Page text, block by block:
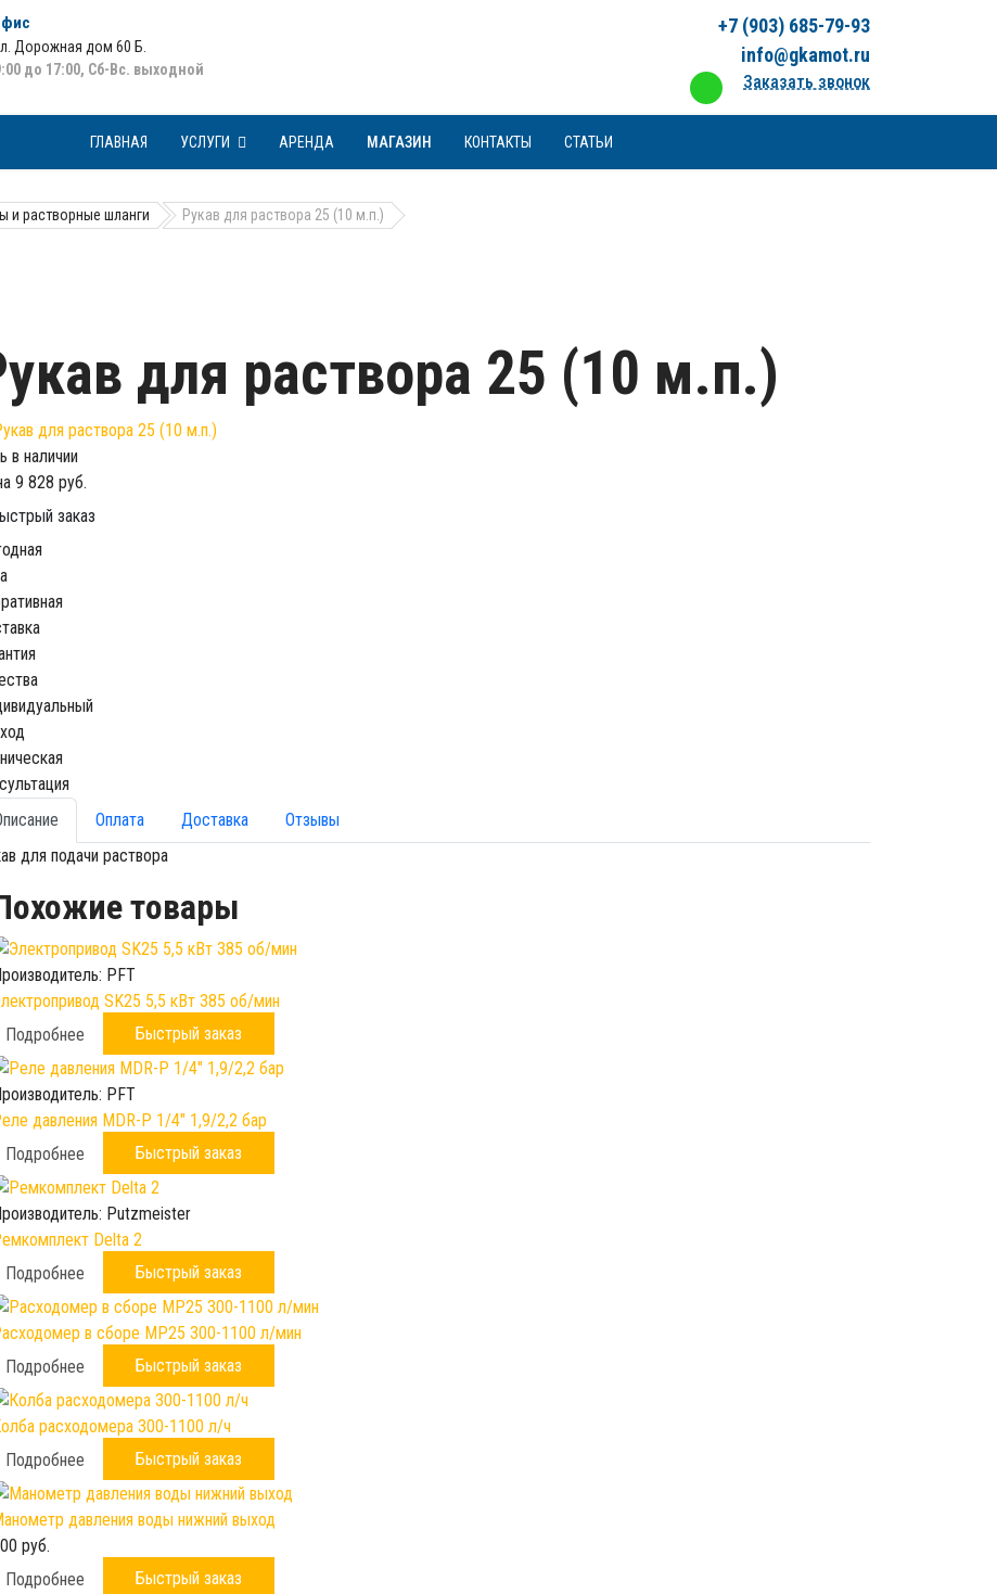
Дорожная дом 60 Б
до 17:00, Сб-Вс. выходной
+7 (903) 685-79-93
info@gkamot.ru
Заказать звонок
ГЛАВНАЯ УСЛУГИ АРЕНДА МАГАЗИН КОНТАКТЫ СТАТЬИ
и растворные шланги Рукав для раствора 25 (10 м.п.)
для раствора 25 (10 м.п.)
в наличии
9 828 руб.
заказ
Оплата Доставка
Отзывы
для подачи раствора
товары
PFT
SK25 5,5 кВт 385 об/мин
Подробнее
Быстрый заказ
PFT
давления MDR-P 1/4" 1,9/2,2 бар
Подробнее
Быстрый заказ
Putzmeister
Delta 2
Подробнее
Быстрый заказ
в сборе МР25 300-1100 л/мин
Подробнее
Быстрый заказ
расходомера 300-1100 л/ч
Подробнее
Быстрый заказ
давления воды нижний выход
руб.
Подробнее
Быстрый заказ